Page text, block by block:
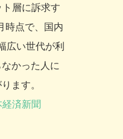
層に訴求す
時点で、国内
広い世代が利
かった人に
ます。
済新聞